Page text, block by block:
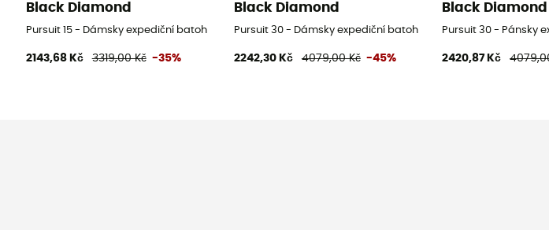
Black Diamond
Pursuit 15 - Dámsky expediční batoh
2143,68 Kč 3319,00 Kč -35%
Black Diamond
Pursuit 30 - Dámsky expediční batoh
2242,30 Kč 4079,00 Kč -45%
Black Diamond
Pursuit 30 - Pánsky
2420,87 Kč